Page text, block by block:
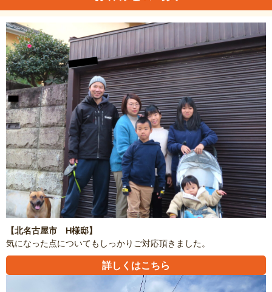
【北名古屋市 H様邸】
気になった点についてもしっかりご対応頂きました。
詳しくはこちら